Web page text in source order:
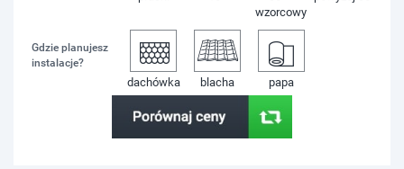
wzorcowy
Gdzie planujesz
instalacje?
dachówka blacha papa